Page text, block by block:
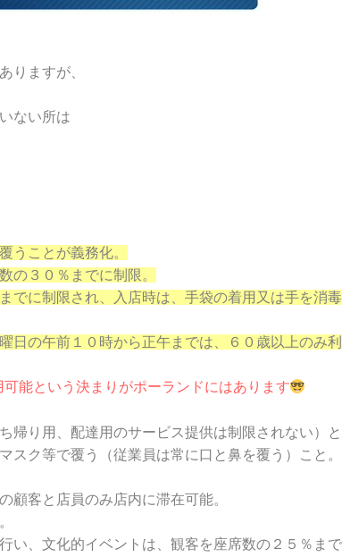
りますが、
ない所は
うことが義務化。
の３０％ま でに制限。
でに制限さ れ、入店時は、手袋の着用又は手を消毒
日の午前１
０時から正午までは、６０歳以上のみ利
能という決まりがポーランドにはあります
帰り用、配達用のサービス提供は制限されない）と
スク等で覆う（従業員は常に口と鼻を覆う）こと。
顧客と店員のみ店内に滞在可能。
い、文化的イベントは、観客を座席数の２５％まで